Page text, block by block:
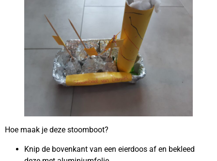
Hoe maak je deze stoomboot?
Knip de bovenkant van een eierdoos af en bekleed